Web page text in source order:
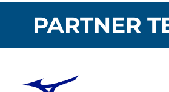
PARTNER